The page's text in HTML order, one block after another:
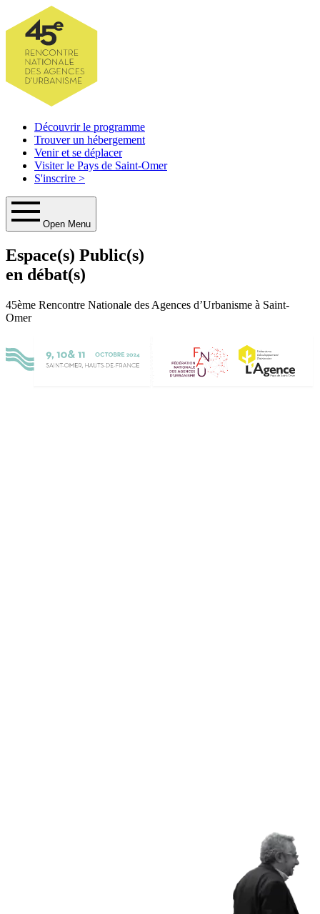
Découvrir le programme
Trouver un hébergement
Venir et se déplacer
Visiter le Pays de Saint-Omer
S'inscrire >
Open Menu
Espace(s) Public(s)
en débat(s)
45ème Rencontre Nationale des Agences d’Urbanisme à Saint-
Omer